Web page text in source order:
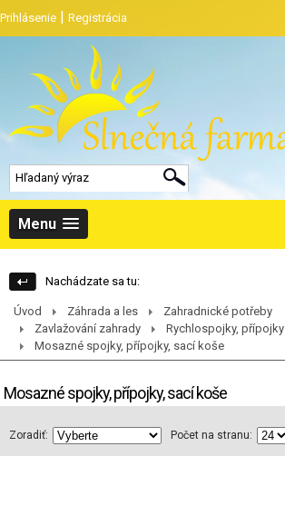
Prihlásenie | Registrácia
Menu
Nachádzate sa tu:
Úvod Záhrada a les
Zahradnické potřeby
Zavlažování zahrady
Rychlospojky, přípojky
Mosazné spojky, přípojky, sací koše
Mosazné spojky, přípojky, sací koše
Zoradiť: Počet na stranu: